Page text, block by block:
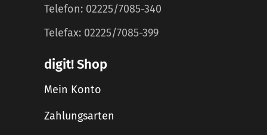
Telefon: 02225/7085-340
Telefax: 02225/7085-399
digit! Shop
Mein Konto
Zahlungsarten